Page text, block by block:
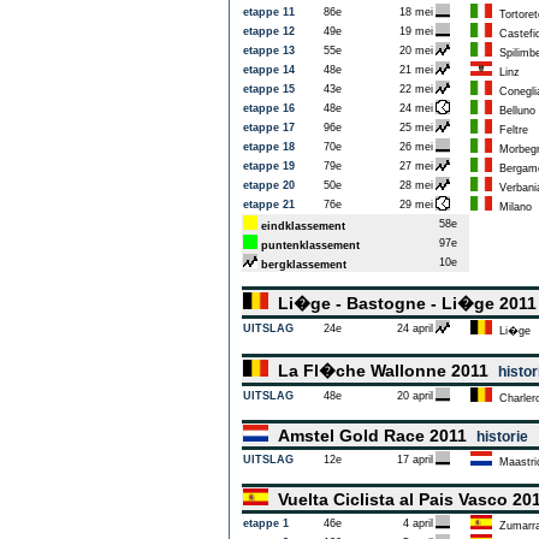
etappe 11
86e 18 mei
etappe 12
49e 19 mei
etappe 13
55e 20 mei
etappe 14
48e 21 mei
Linz
etappe 15
43e 22 mei
etappe 16
48e 24 mei
Belluno
etappe 17
96e 25 mei
Feltre
etappe 18
70e 26 mei
etappe 19
79e 27 mei
etappe 20
50e 28 mei
etappe 21
76e 29 mei
Milano
eindklassement
58e
puntenklassement
97e
bergklassement
10e
Li�ge - Bastogne - Li�ge
UITSLAG 24e 24 april Li�ge
La Fl�che Wallonne 2011
UITSLAG 48e 20 april
Amstel Gold Race 2011 historie
UITSLAG 12e 17 april
Vuelta Ciclista al Pais Vasco
etappe 1 46e 4 april